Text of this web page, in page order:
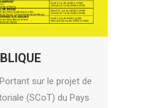
Portant sur le projet de
(SCoT) du Pays